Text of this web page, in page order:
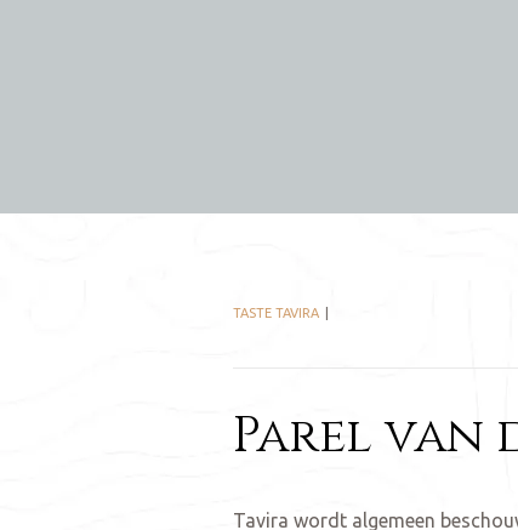
TASTE TAVIRA
Parel van
Tavira wordt algemeen